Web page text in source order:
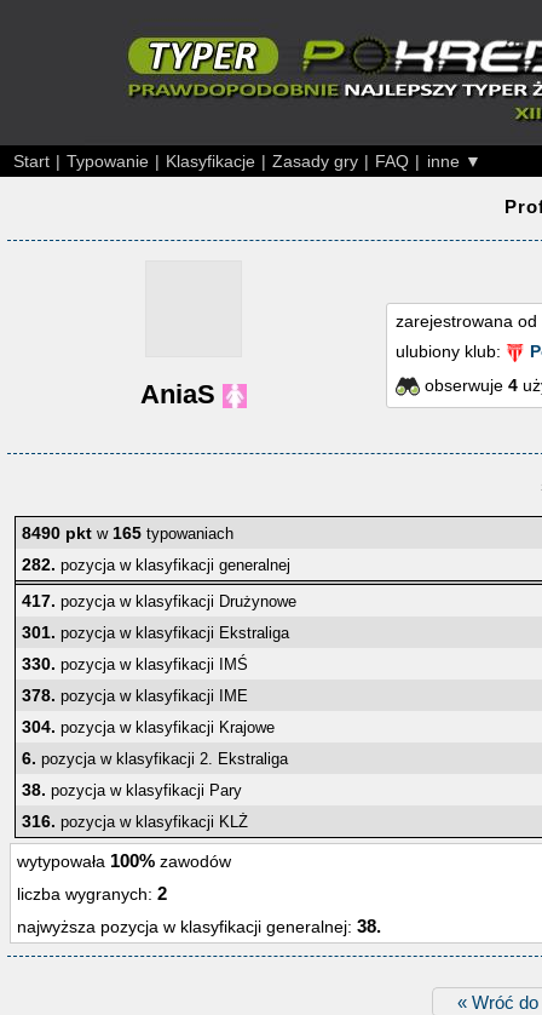
Start | Typowanie | Klasyfikacje | Zasady gry | FAQ | inne ▼
AniaS
zarejestrowana od
ulubiony klub:
obserwuje 4
8490 pkt w 165 typowaniach
282. pozycja w klasyfikacji generalnej
417. pozycja w klasyfikacji Drużynowe
301. pozycja w klasyfikacji Ekstraliga
330. pozycja w klasyfikacji IMŚ
378. pozycja w klasyfikacji IME
304. pozycja w klasyfikacji Krajowe
6. pozycja w klasyfikacji 2. Ekstraliga
38. pozycja w klasyfikacji Pary
316. pozycja w klasyfikacji KLŻ
wytypowała 100% zawodów
liczba wygranych: 2
najwyższa pozycja w klasyfikacji generalnej: 38.
« Wróć